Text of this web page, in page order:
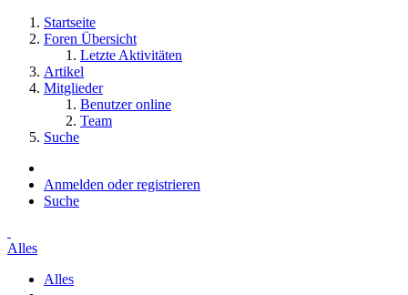
Startseite
Foren Übersicht
Letzte Aktivitäten
Artikel
Mitglieder
Benutzer online
Team
Suche
Anmelden oder registrieren
Suche
Alles
Alles